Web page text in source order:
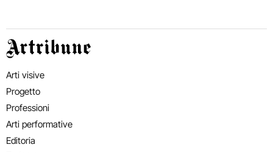
Artribune
Arti visive
Progetto
Professioni
Arti performative
Editoria